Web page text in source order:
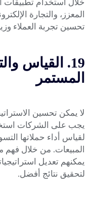
خلال استخدام تطبيقات
المعزز، والتجارة
تحسين تجربة العملاء
19. القياس
المستمر
لا يمكن تحسين
يجب على الشركات
لقياس أداء حملاتها
المبيعات. من خلال فهم
يمكنهم تعديل
لتحقيق نتائج أفضل.